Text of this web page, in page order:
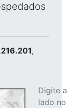
,
Digite
lado no